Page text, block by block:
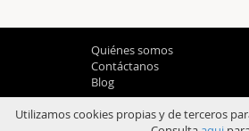
Quiénes somos
Contáctanos
Blog
Utilizamos cookies propias y de terceros